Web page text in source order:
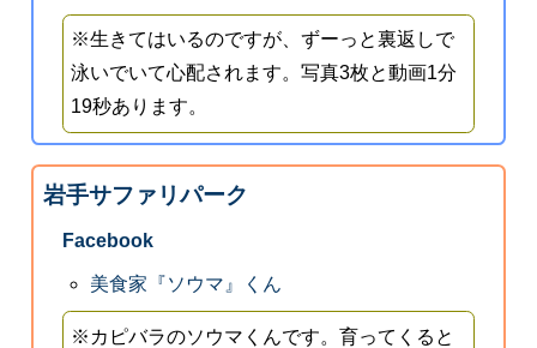
※生きてはいるのですが、ずーっと裏返しで
泳いでいて心配されます。写真3枚と動画1分
19秒あります。
岩手サファリパーク
Facebook
美食家『ソウマ』くん
※カピバラのソウマくんです。育ってくると